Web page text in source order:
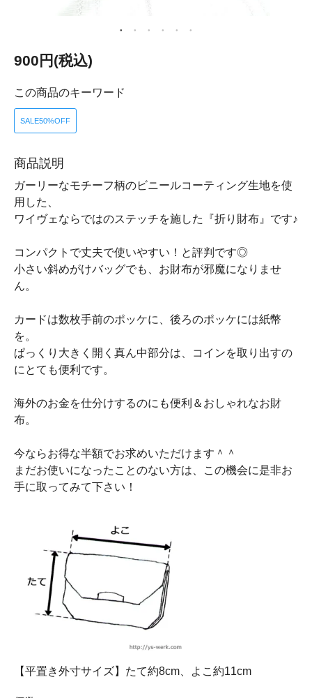
900円(税込)
この商品のキーワード
SALE50%OFF
商品説明
ガーリーなモチーフ柄のビニールコーティング生地を使
用した、
ワイヴェならではのステッチを施した『折り財布』です♪
コンパクトで丈夫で使いやすい！と評判です◎
小さい斜めがけバッグでも、お財布が邪魔になりませ
ん。
カードは数枚手前のポッケに、後ろのポッケには紙幣
を。
ぱっくり大きく開く真ん中部分は、コインを取り出すの
にとても便利です。
海外のお金を仕分けするのにも便利＆おしゃれなお財
布。
今ならお得な半額でお求めいただけます＾＾
まだお使いになったことのない方は、この機会に是非お
手に取ってみて下さい！
【平置き外寸サイズ】たて約8cm、よこ約11cm